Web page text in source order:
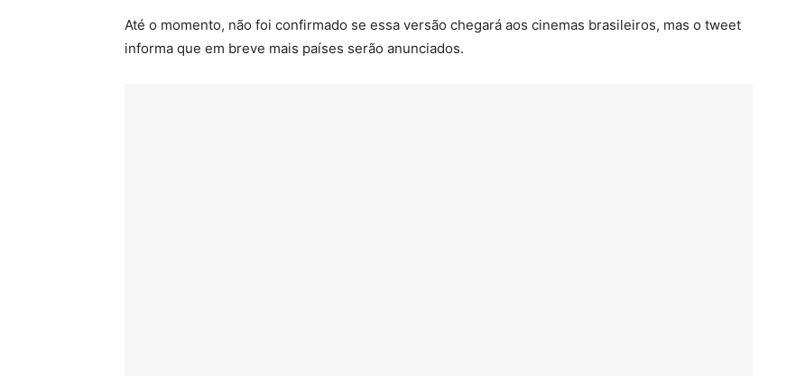
Até o momento, não foi confirmado se essa versão chegará aos cinemas brasileiros, mas o tweet
informa que em breve mais países serão anunciados.